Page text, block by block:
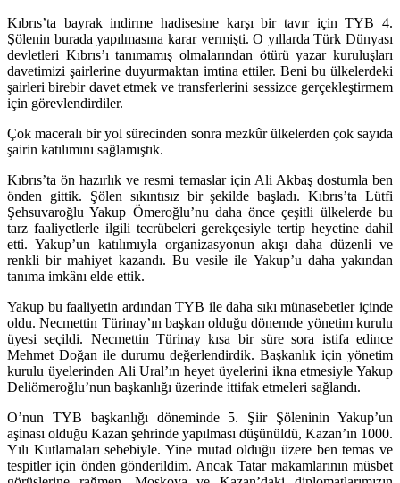
Kıbrıs’ta bayrak indirme hadisesine karşı bir tavır için TYB 4.
Şölenin burada yapılmasına karar vermişti. O yıllarda Türk Dünyası
devletleri Kıbrıs’ı tanımamış olmalarından ötürü yazar kuruluşları
davetimizi şairlerine duyurmaktan imtina ettiler. Beni bu ülkelerdeki
şairleri birebir davet etmek ve transferlerini sessizce gerçekleştirmem
için görevlendirdiler.
Çok maceralı bir yol sürecinden sonra mezkûr ülkelerden çok sayıda
şairin katılımını sağlamıştık.
Kıbrıs’ta ön hazırlık ve resmi temaslar için Ali Akbaş dostumla ben
önden gittik. Şölen sıkıntısız bir şekilde başladı. Kıbrıs’ta Lütfi
Şehsuvaroğlu Yakup Ömeroğlu’nu daha önce çeşitli ülkelerde bu
tarz faaliyetlerle ilgili tecrübeleri gerekçesiyle tertip heyetine dahil
etti. Yakup’un katılımıyla organizasyonun akışı daha düzenli ve
renkli bir mahiyet kazandı. Bu vesile ile Yakup’u daha yakından
tanıma imkânı elde ettik.
Yakup bu faaliyetin ardından TYB ile daha sıkı münasebetler içinde
oldu. Necmettin Türinay’ın başkan olduğu dönemde yönetim kurulu
üyesi seçildi. Necmettin Türinay kısa bir süre sora istifa edince
Mehmet Doğan ile durumu değerlendirdik. Başkanlık için yönetim
kurulu üyelerinden Ali Ural’ın heyet üyelerini ikna etmesiyle Yakup
Deliömeroğlu’nun başkanlığı üzerinde ittifak etmeleri sağlandı.
O’nun TYB başkanlığı döneminde 5. Şiir Şöleninin Yakup’un
aşinası olduğu Kazan şehrinde yapılması düşünüldü, Kazan’ın 1000.
Yılı Kutlamaları sebebiyle. Yine mutad olduğu üzere ben temas ve
tespitler için önden gönderildim. Ancak Tatar makamlarının müsbet